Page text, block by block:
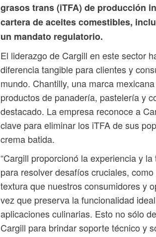
grasos trans (iTFA) de producción
cartera de aceites comestibles,
un mandato regulatorio.
El liderazgo de Cargill en este sector
diferencia tangible para clientes y
mundo. Chantilly, una marca
productos de panadería, pastelería y
destacado. La empresa reconoce a
clave para eliminar los iTFA de sus
crema batida.
“Cargill proporcionó la experiencia y
para resolver desafíos cruciales,
textura que nuestros consumidores y
vez que preserva la funcionalidad
aplicaciones culinarias. Esto no sólo
Cargill para brindar soporte técnico y